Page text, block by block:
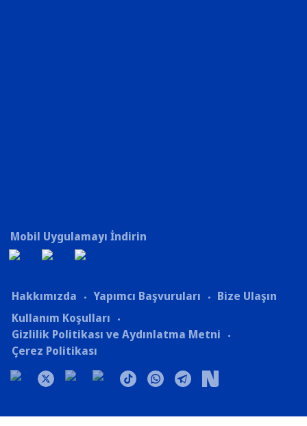
Mobil Uygulamayı İndirin
Hakkımızda Yapımcı Başvuruları
Bize Ulaşın
Kullanım Koşulları
Gizlilik Politikası ve Aydınlatma Metni
Çerez Politikası